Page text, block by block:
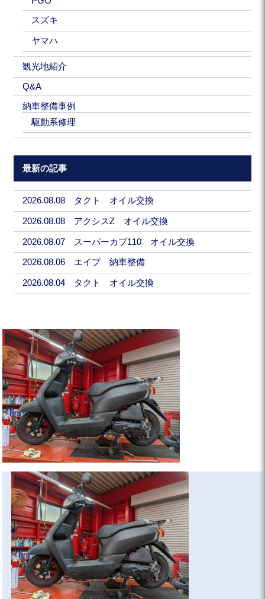
スズキ
ヤマハ
観光地紹介
Q&A
納車整備事例
駆動系修理
最新の記事
2026.08.08 タクト オイル交換
2026.08.08 アクシスZ オイル交換
2026.08.07 スーパーカブ110 オイル交換
2026.08.06 エイプ 納車整備
2026.08.04 タクト オイル交換